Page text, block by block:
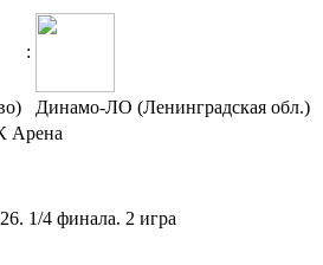
:
Динамо-ЛО (Ленинградская обл.)
Арена
1/4 финала. 2 игра